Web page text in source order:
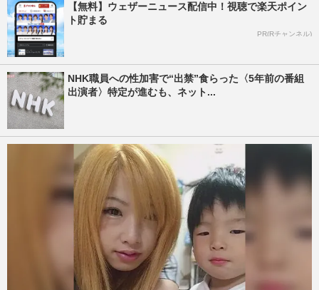
【無料】ウェザーニュース配信中！視聴で楽天ポイン
ト貯まる
PR(Rチャンネル)
NHK職員への性加害で“出禁”食らった〈5年前の番組
出演者〉特定が進むも、ネット...